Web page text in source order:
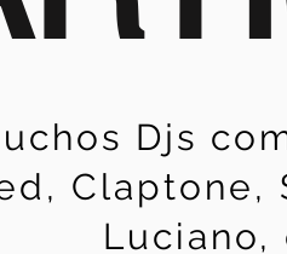
Djs
Claptone,
Luciano,